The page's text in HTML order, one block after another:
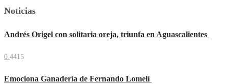
Noticias
Andrés Origel con solitaria oreja, triunfa en Aguascalientes
0 4415
Emociona Ganadería de Fernando Lomelí